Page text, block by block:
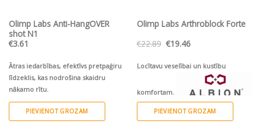
Olimp Labs Anti-HangOVER
shot N1
€3.61
Ātras iedarbības, efektīvs pretpaģiru
līdzeklis, kas nodrošina skaidru
nākamo rītu.
PIEVIENOT GROZAM
Olimp Labs Arthroblock Forte
€22.89 Original
€22.89.
€19.46Current
€19.46.
Locītavu veselībai un kustību
komfortam.
PIEVIENOT GROZAM